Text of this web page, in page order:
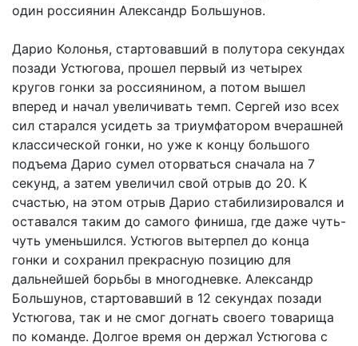
один россиянин Александр Большунов.
Дарио Колонья, стартовавший в полутора секундах
позади Устюгова, прошел первый из четырех
кругов гонки за россиянином, а потом вышел
вперед и начал увеличивать темп. Сергей изо всех
сил старался усидеть за триумфатором вчерашней
классической гонки, но уже к концу большого
подъема Дарио сумел оторваться сначала на 7
секунд, а затем увеличил свой отрыв до 20. К
счастью, на этом отрыв Дарио стабилизировался и
оставался таким до самого финиша, где даже чуть-
чуть уменьшился. Устюгов вытерпел до конца
гонки и сохранил прекрасную позицию для
дальнейшей борьбы в многодневке. Александр
Большунов, стартовавший в 12 секундах позади
Устюгова, так и не смог догнать своего товарища
по команде. Долгое время он держал Устюгова с